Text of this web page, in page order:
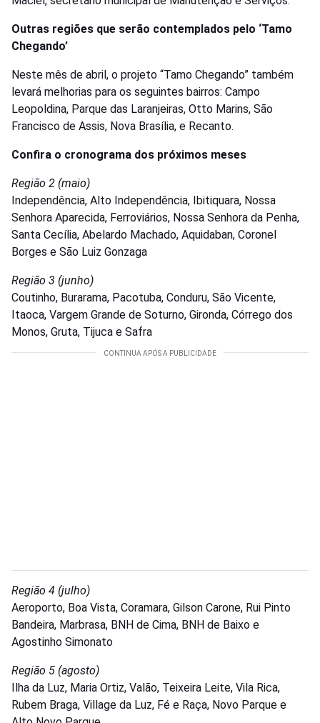
Outras regiões que serão contemplados pelo ‘Tamo
Chegando’
Neste mês de abril, o projeto “Tamo Chegando” também
levará melhorias para os seguintes bairros: Campo
Leopoldina, Parque das Laranjeiras, Otto Marins, São
Francisco de Assis, Nova Brasília, e Recanto.
Confira o cronograma dos próximos meses
Região 2 (maio)
Independência, Alto Independência, Ibitiquara, Nossa
Senhora Aparecida, Ferroviários, Nossa Senhora da Penha,
Santa Cecília, Abelardo Machado, Aquidaban, Coronel
Borges e São Luiz Gonzaga
Região 3 (junho)
Coutinho, Burarama, Pacotuba, Conduru, São Vicente,
Itaoca, Vargem Grande de Soturno, Gironda, Córrego dos
Monos, Gruta, Tijuca e Safra
Região 4 (julho)
Aeroporto, Boa Vista, Coramara, Gilson Carone, Rui Pinto
Bandeira, Marbrasa, BNH de Cima, BNH de Baixo e
Agostinho Simonato
Região 5 (agosto)
Ilha da Luz, Maria Ortiz, Valão, Teixeira Leite, Vila Rica,
Rubem Braga, Village da Luz, Fé e Raça, Novo Parque e